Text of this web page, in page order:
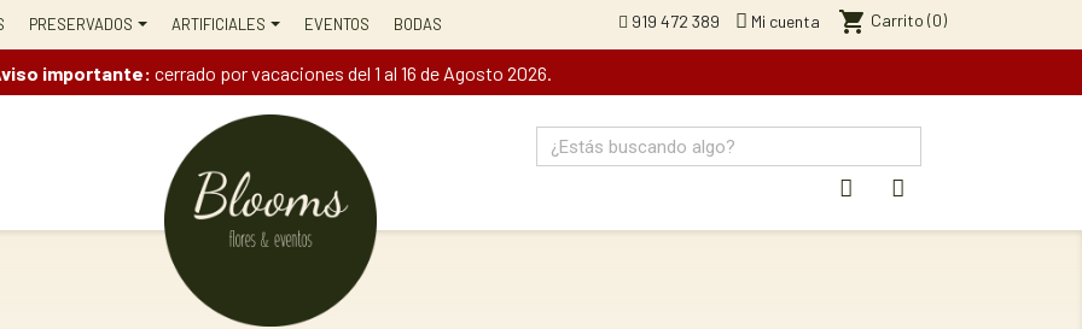
PRESERVADOS ARTIFICIALES EVENTOS BODAS 919 472 389 Mi cuenta shopping_cart Carrito (0)
importante: cerrado por vacaciones del 1 al 16 de Agosto 2026.